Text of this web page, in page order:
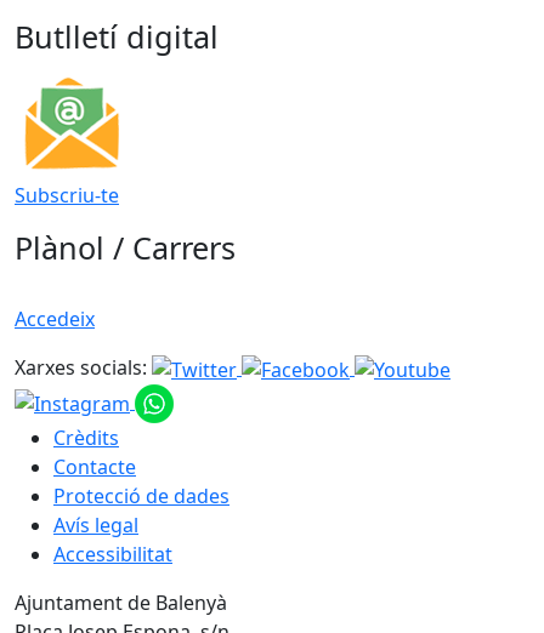
Butlletí digital
Subscriu-te
Plànol / Carrers
Accedeix
Xarxes socials:
Crèdits
Contacte
Protecció de dades
Avís legal
Accessibilitat
Ajuntament de Balenyà